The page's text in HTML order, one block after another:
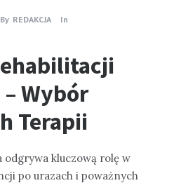
By REDAKCJA
In
Wybór
Terapii
odgrywa kluczową rolę w
po urazach i poważnych